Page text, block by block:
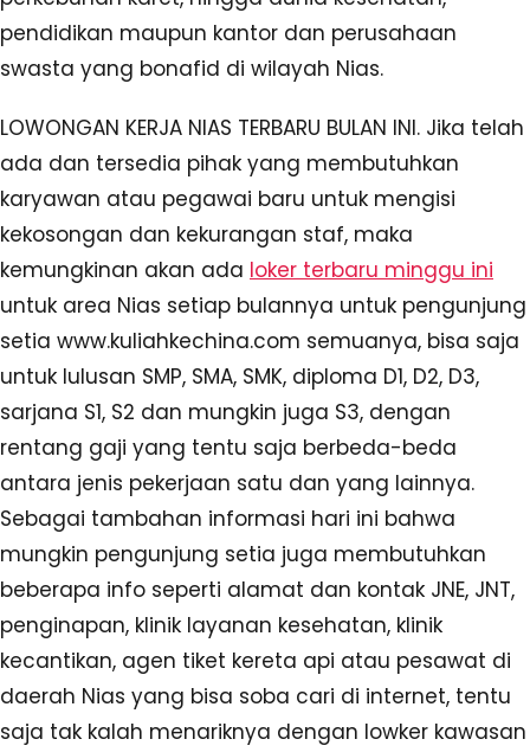
pendidikan maupun kantor dan perusahaan
swasta yang bonafid di wilayah Nias.
LOWONGAN KERJA NIAS TERBARU BULAN INI. Jika telah
ada dan tersedia pihak yang membutuhkan
karyawan atau pegawai baru untuk mengisi
kekosongan dan kekurangan staf, maka
kemungkinan akan ada loker terbaru minggu ini
untuk area Nias setiap bulannya untuk pengunjung
setia www.kuliahkechina.com semuanya, bisa saja
untuk lulusan SMP, SMA, SMK, diploma D1, D2, D3,
sarjana S1, S2 dan mungkin juga S3, dengan
rentang gaji yang tentu saja berbeda-beda
antara jenis pekerjaan satu dan yang lainnya.
Sebagai tambahan informasi hari ini bahwa
mungkin pengunjung setia juga membutuhkan
beberapa info seperti alamat dan kontak JNE, JNT,
penginapan, klinik layanan kesehatan, klinik
kecantikan, agen tiket kereta api atau pesawat di
daerah Nias yang bisa soba cari di internet, tentu
saja tak kalah menariknya dengan lowker kawasan